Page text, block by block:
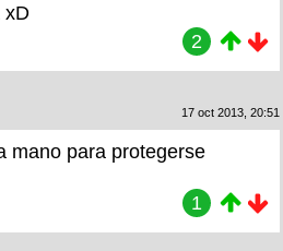
xD
2
17 oct 2013, 20:51
mano para protegerse
1